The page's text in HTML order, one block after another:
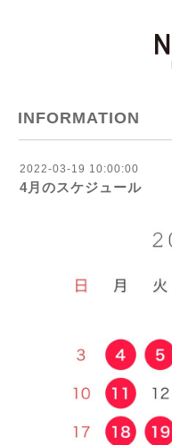
INFORMATION
2022-03-19 10:00:00
4月のスケジュール